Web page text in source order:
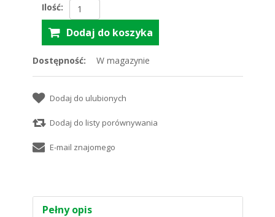
Ilość:
Dostępność: W magazynie
Pełny opis